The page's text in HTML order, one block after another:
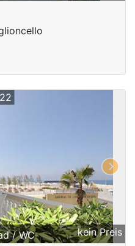
/ WC kein Preis